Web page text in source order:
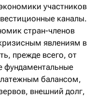
участников
каналы.
стран-членов
явлениям в
прежде всего, от
фундаментальные
балансом,
внешний долг,